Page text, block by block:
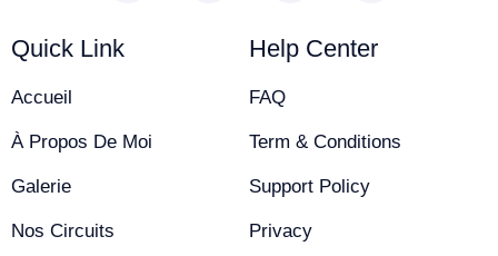
Quick Link
Accueil
À Propos De Moi
Galerie
Nos Circuits
Help Center
FAQ
Term & Conditions
Support Policy
Privacy